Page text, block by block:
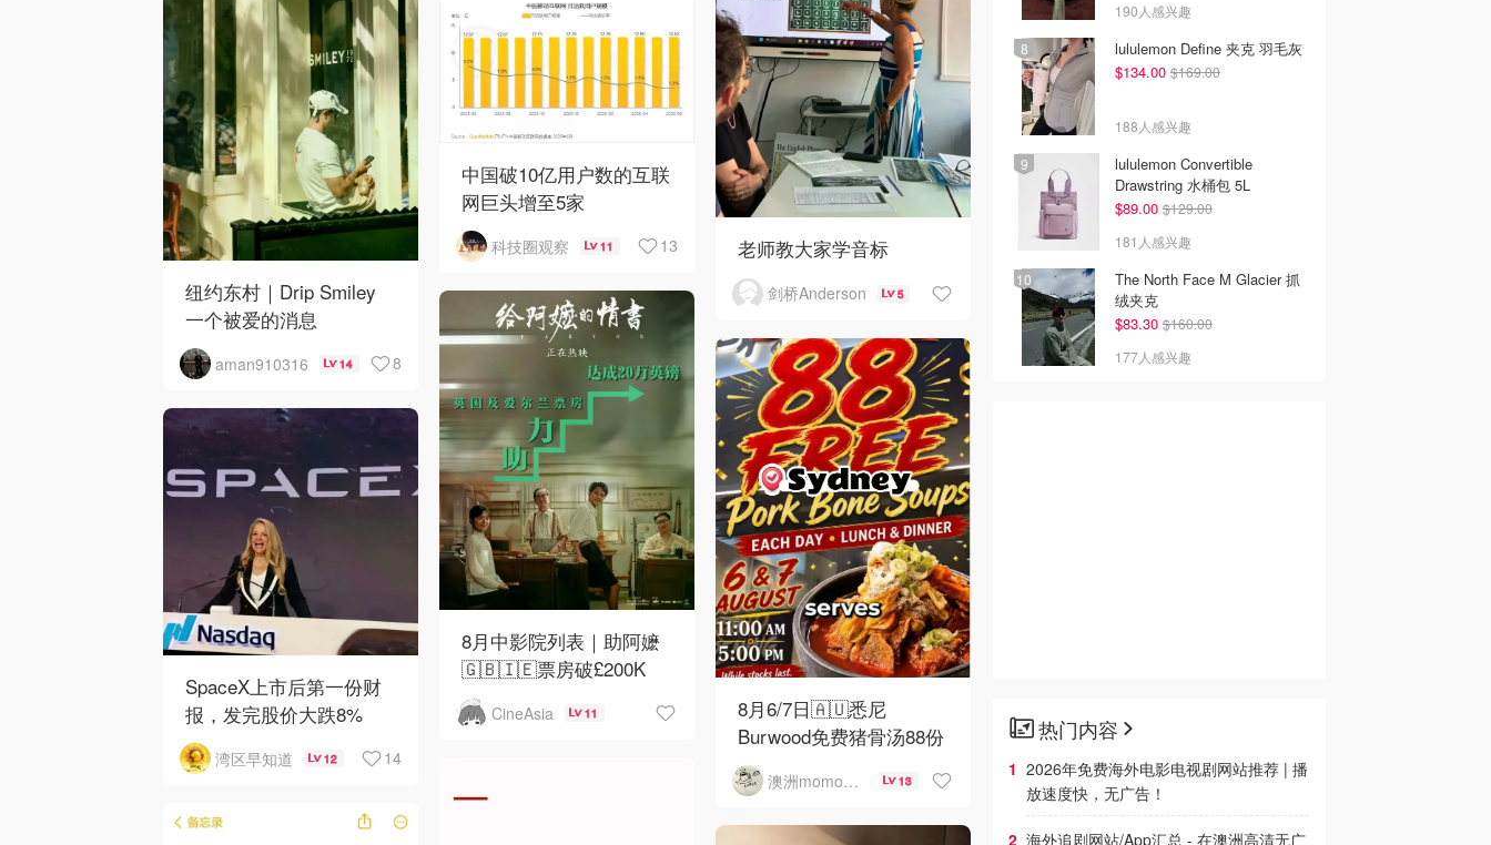
纽约东村｜Drip Smiley
一个被爱的消息
aman910316 14 8
老师教大家学音标
剑桥Anderson 5
中国破10亿用户数的互联
网巨头增至5家
科技圈观察 11 13
8月中影院列表｜助阿嬷
🇬🇧🇮🇪票房破£200K
CineAsia 11
8月6/7日🇦🇺悉尼
Burwood免费猪骨汤88份
澳洲momo爱吃 13
SpaceX上市后第一份财
报，发完股价大跌8%
湾区早知道 12 14
190人感兴趣
lululemon Define 夹克 羽毛灰
$134.00 $169.00
188人感兴趣
lululemon Convertible
Drawstring 水桶包 5L
$89.00 $129.00
181人感兴趣
The North Face M Glacier 抓
绒夹克
$83.30 $160.00
177人感兴趣
热门内容
2026年免费海外电影电视剧网站推荐 | 播
放速度快，无广告！
海外追剧网站/App汇总 - 在澳洲高清无广